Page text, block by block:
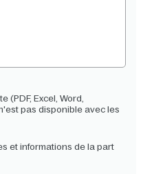
(PDF, Excel, Word,
pas disponible avec les
et informations de la part